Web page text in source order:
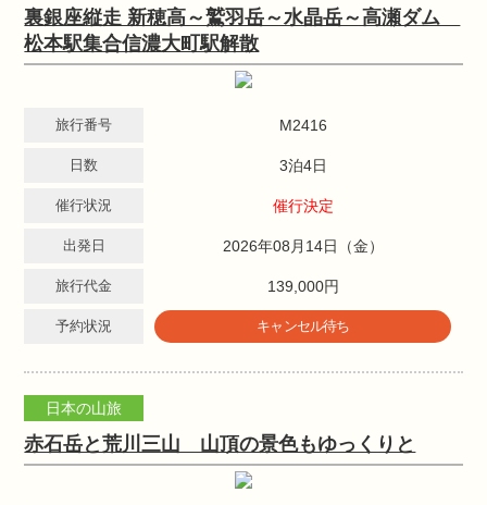
裏銀座縦走 新穂高～鷲羽岳～水晶岳～高瀬ダム
松本駅集合信濃大町駅解散
旅行番号 M2416
日数 3泊4日
催行状況 催行決定
出発日 2026年08月14日（金）
旅行代金 139,000円
予約状況 キャンセル待ち
日本の山旅
赤石岳と荒川三山 山頂の景色もゆっくりと